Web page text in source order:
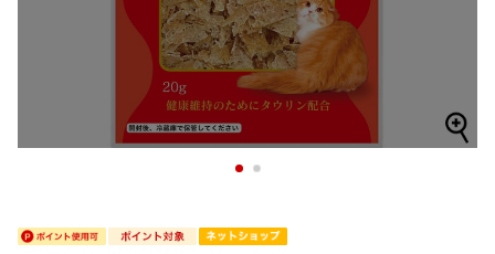
1 2